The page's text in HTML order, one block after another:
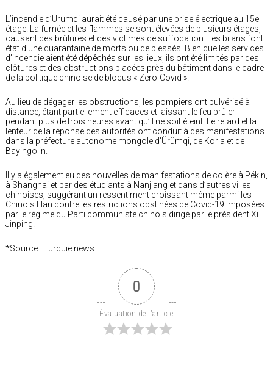
L’incendie d’Urumqi aurait été causé par une prise électrique au 15e
étage. La fumée et les flammes se sont élevées de plusieurs étages,
causant des brûlures et des victimes de suffocation. Les bilans font
état d’une quarantaine de morts ou de blessés. Bien que les services
d’incendie aient été dépêchés sur les lieux, ils ont été limités par des
clôtures et des obstructions placées près du bâtiment dans le cadre
de la politique chinoise de blocus « Zero-Covid ».
Au lieu de dégager les obstructions, les pompiers ont pulvérisé à
distance, étant partiellement efficaces et laissant le feu brûler
pendant plus de trois heures avant qu’il ne soit éteint. Le retard et la
lenteur de la réponse des autorités ont conduit à des manifestations
dans la préfecture autonome mongole d’Ürümqi, de Korla et de
Bayingolin.
Il y a également eu des nouvelles de manifestations de colère à Pékin,
à Shanghai et par des étudiants à Nanjiang et dans d’autres villes
chinoises, suggérant un ressentiment croissant même parmi les
Chinois Han contre les restrictions obstinées de Covid-19 imposées
par le régime du Parti communiste chinois dirigé par le président Xi
Jinping.
*Source : Turquie news
0
Évaluation de l'article